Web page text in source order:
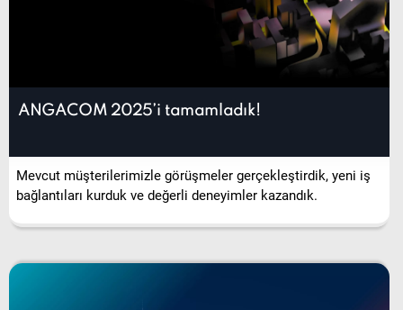
ANGACOM 2025’i tamamladık!
Mevcut müşterilerimizle görüşmeler gerçekleştirdik, yeni iş